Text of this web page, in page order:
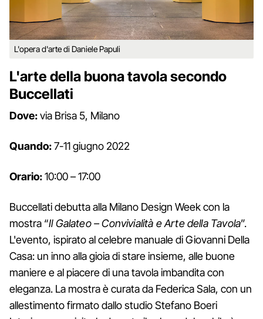
L'opera d'arte di Daniele Papuli
L'arte della buona tavola secondo
Buccellati
Dove:via Brisa 5, Milano
Quando:7-11 giugno 2022
Orario:10:00 – 17:00
Buccellati debutta alla Milano Design Week con la
mostra “Il Galateo – Convivialità e Arte della Tavola”.
L'evento, ispirato al celebre manuale di Giovanni Della
Casa: un inno alla gioia di stare insieme, alle buone
maniere e al piacere di una tavola imbandita con
eleganza. La mostra è curata da Federica Sala, con un
allestimento firmato dallo studio Stefano Boeri